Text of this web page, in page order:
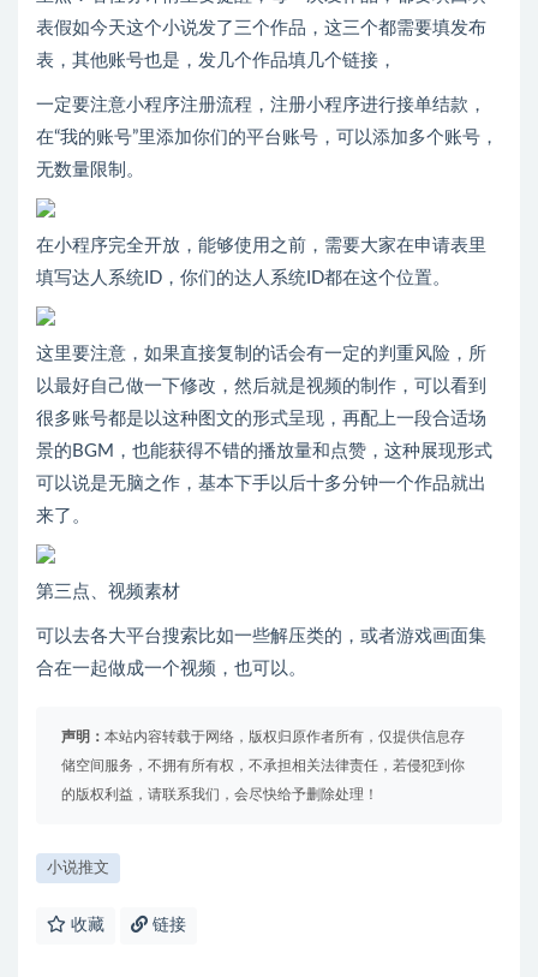
表假如今天这个小说发了三个作品，这三个都需要填发布
表，其他账号也是，发几个作品填几个链接，
一定要注意小程序注册流程，注册小程序进行接单结款，
在“我的账号”里添加你们的平台账号，可以添加多个账号，
无数量限制。
在小程序完全开放，能够使用之前，需要大家在申请表里
填写达人系统ID，你们的达人系统ID都在这个位置。
这里要注意，如果直接复制的话会有一定的判重风险，所
以最好自己做一下修改，然后就是视频的制作，可以看到
很多账号都是以这种图文的形式呈现，再配上一段合适场
景的BGM，也能获得不错的播放量和点赞，这种展现形式
可以说是无脑之作，基本下手以后十多分钟一个作品就出
来了。
第三点、视频素材
可以去各大平台搜索比如一些解压类的，或者游戏画面集
合在一起做成一个视频，也可以。
声明： 本站内容转载于网络，版权归原作者所有，仅提供信息存
储空间服务，不拥有所有权，不承担相关法律责任，若侵犯到你
的版权利益，请联系我们，会尽快给予删除处理！
小说推文
收藏 链接